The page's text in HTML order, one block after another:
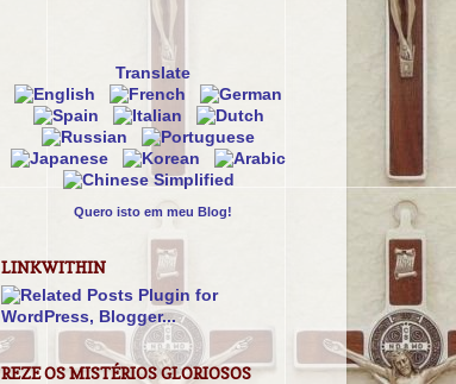
Translate
Quero isto em meu Blog!
LINKWITHIN
REZE OS MISTÉRIOS GLORIOSOS